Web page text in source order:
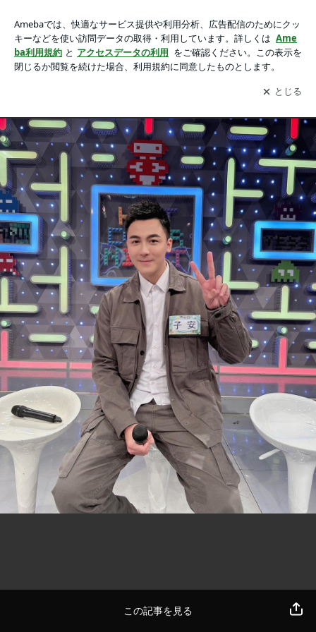
屬於自己的商業之路の画像 4枚中3枚目
【專題報導】從服飾員工到批發體系總監 尚霆興業陳祥宇走出屬於自己的商業之路
この記事を見る